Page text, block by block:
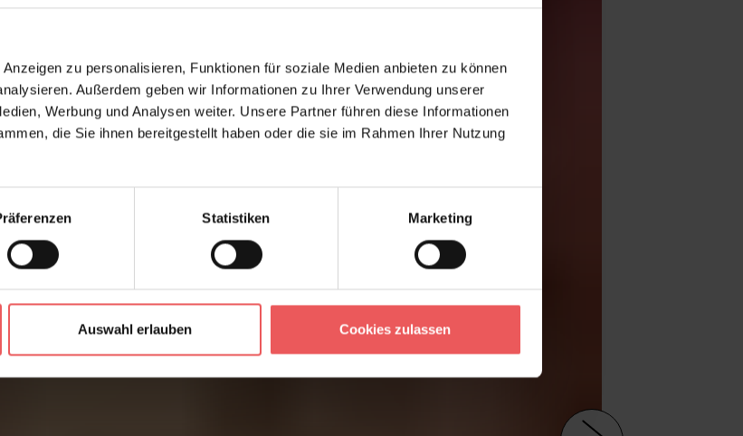
zu personalisieren, Funktionen für soziale Medien anbieten zu können
Außerdem geben wir Informationen zu Ihrer Verwendung unserer
Werbung und Analysen weiter. Unsere Partner führen diese Informationen
die Sie ihnen bereitgestellt haben oder die sie im Rahmen Ihrer Nutzung
Statistiken Marketing
Auswahl erlauben Cookies zulassen